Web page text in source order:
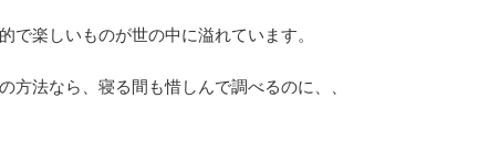
で楽しいものが世の中に溢れています。
方法なら、寝る間も惜しんで調べるのに、、